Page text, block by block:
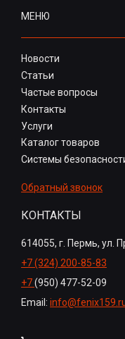
МЕНЮ
Новости
Статьи
Частые вопросы
Контакты
Услуги
Каталог товаров
Системы
Обратный звонок
КОНТАКТЫ
614055, г. Пермь, ул.
+7 (324) 200-85-83
+7(950) 477-52-09
Email: